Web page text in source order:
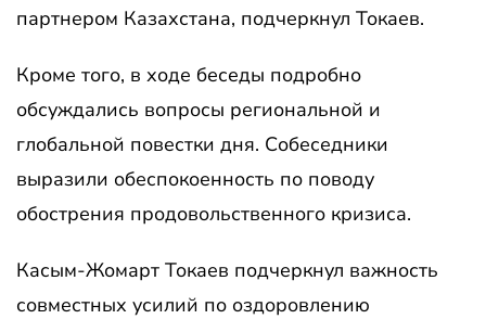
партнером Казахстана, подчеркнул Токаев.
Кроме того, в ходе беседы подробно
обсуждались вопросы региональной и
глобальной повестки дня. Собеседники
выразили обеспокоенность по поводу
обострения продовольственного кризиса.
Касым-Жомарт Токаев подчеркнул важность
совместных усилий по оздоровлению